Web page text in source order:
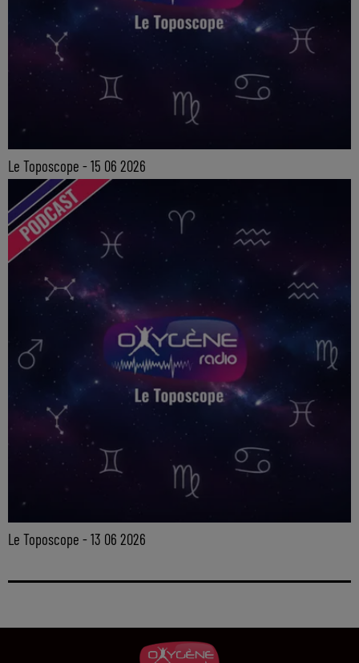
Le Toposcope - 15 06 2026
Le Toposcope - 13 06 2026